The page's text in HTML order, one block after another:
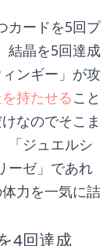
カードを5回プ
結晶を5回達成
ンギー」が攻
持たせること
なのでそこま
「ジュエルシ
ーゼ」であれ
力を一気に詰
4回達成